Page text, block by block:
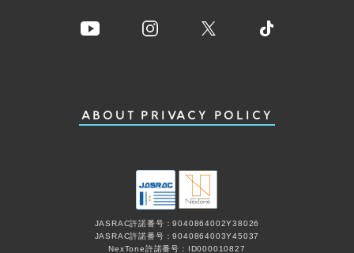
ABOUT PRIVACY POLICY
JASRAC許諾番号：9040864002Y38026
JASRAC許諾番号：9040864003Y45037
NexTone許諾番号：ID000010827